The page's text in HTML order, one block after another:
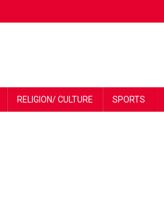
RELIGION/ CULTURE SPORTS